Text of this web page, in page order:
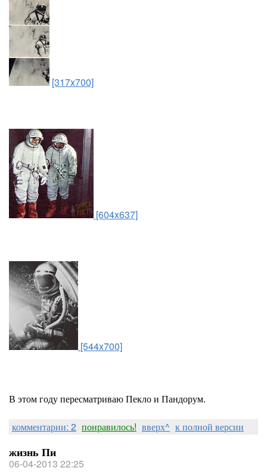
[317x700]
[604x637]
[544x700]
В этом году пересматриваю Пекло и Пандорум.
комментарии: 2 понравилось! вверх^ к полной версии
жизнь Пи
06-04-2013 22:25